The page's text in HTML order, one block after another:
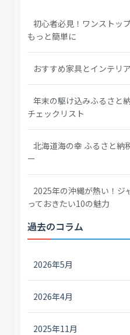
初心者必見！ワンストッ
もっと簡単に
おすすめ家具とインテリ
年末の駆け込みふるさと
チェックリスト
北海道海の幸 ふるさと納
ー
2025年の沖縄が熱い！ジ
っておきたい10の魅力
過去のコラム
2026年5月
2026年4月
2025年11月